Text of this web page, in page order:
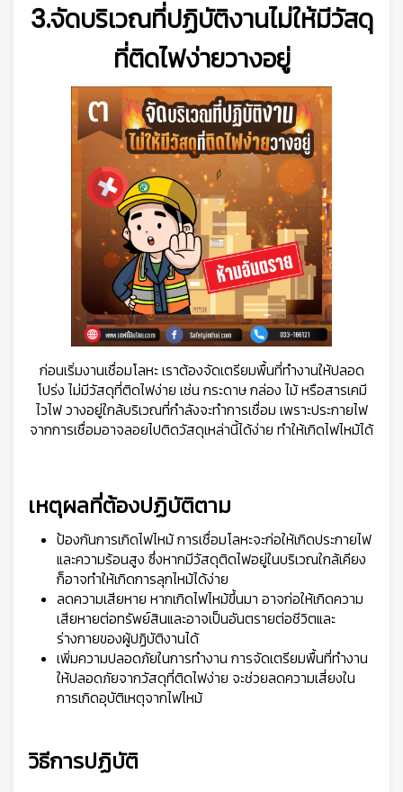
3.จัดบริเวณที่ปฏิบัติงานไม่ให้มีวัสดุ
ที่ติดไฟง่ายวางอยู่
ก่อนเริ่มงานเชื่อมโลหะ เราต้องจัดเตรียมพื้นที่ทำงานให้ปลอด
โปร่ง ไม่มีวัสดุที่ติดไฟง่าย เช่น กระดาษ กล่อง ไม้ หรือสารเคมี
ไวไฟ วางอยู่ใกล้บริเวณที่กำลังจะทำการเชื่อม เพราะประกายไฟ
จากการเชื่อมอาจลอยไปติดวัสดุเหล่านี้ได้ง่าย ทำให้เกิดไฟไหม้ได้
เหตุผลที่ต้องปฏิบัติตาม
ป้องกันการเกิดไฟไหม้ การเชื่อมโลหะจะก่อให้เกิดประกายไฟ
และความร้อนสูง ซึ่งหากมีวัสดุติดไฟอยู่ในบริเวณใกล้เคียง
ก็อาจทำให้เกิดการลุกไหม้ได้ง่าย
ลดความเสียหาย หากเกิดไฟไหม้ขึ้นมา อาจก่อให้เกิดความ
เสียหายต่อทรัพย์สินและอาจเป็นอันตรายต่อชีวิตและ
ร่างกายของผู้ปฏิบัติงานได้
เพิ่มความปลอดภัยในการทำงาน การจัดเตรียมพื้นที่ทำงาน
ให้ปลอดภัยจากวัสดุที่ติดไฟง่าย จะช่วยลดความเสี่ยงใน
การเกิดอุบัติเหตุจากไฟไหม้
วิธีการปฏิบัติ